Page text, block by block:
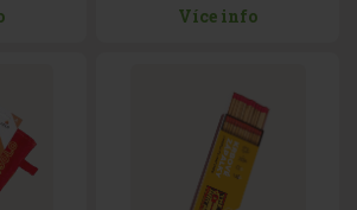
Více info